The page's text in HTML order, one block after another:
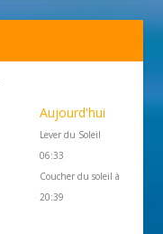
Aujourd'hui
Lever du Soleil
06:33
Coucher du soleil à
20:39